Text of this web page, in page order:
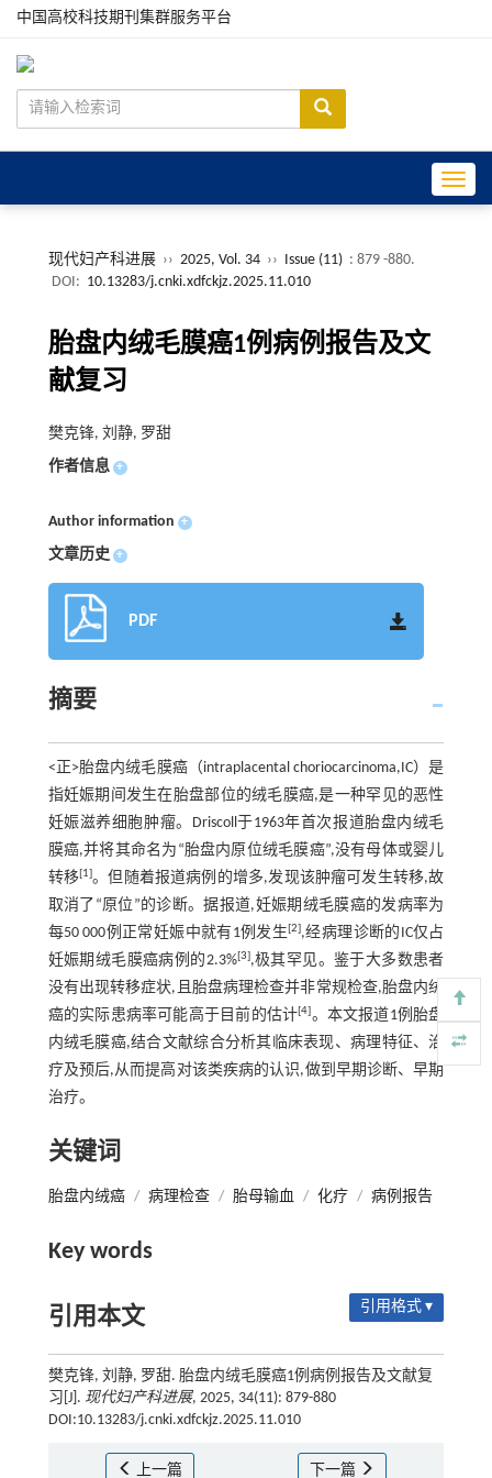
中国高校科技期刊集群服务平台
现代妇产科进展 ›› 2025, Vol. 34 ›› Issue (11) : 879 -880.
DOI: 10.13283/j.cnki.xdfckjz.2025.11.010
胎盘内绒毛膜癌1例病例报告及文
献复习
樊克锋, 刘静, 罗甜
作者信息 +
Author information +
文章历史 +
PDF
摘要
<正>胎盘内绒毛膜癌（intraplacental choriocarcinoma,IC）是
指妊娠期间发生在胎盘部位的绒毛膜癌,是一种罕见的恶性
妊娠滋养细胞肿瘤。Driscoll于1963年首次报道胎盘内绒毛
膜癌,并将其命名为“胎盘内原位绒毛膜癌”,没有母体或婴儿
转移[1]。但随着报道病例的增多,发现该肿瘤可发生转移,故
取消了“原位”的诊断。据报道,妊娠期绒毛膜癌的发病率为
每50 000例正常妊娠中就有1例发生[2],经病理诊断的IC仅占
妊娠期绒毛膜癌病例的2.3%[3],极其罕见。鉴于大多数患者
没有出现转移症状,且胎盘病理检查并非常规检查,胎盘内绒
癌的实际患病率可能高于目前的估计[4]。本文报道1例胎盘
内绒毛膜癌,结合文献综合分析其临床表现、病理特征、治
疗及预后,从而提高对该类疾病的认识,做到早期诊断、早期
治疗。
关键词
胎盘内绒癌 / 病理检查 / 胎母输血 / 化疗 / 病例报告
Key words
引用本文 引用格式 ▾
樊克锋, 刘静, 罗甜. 胎盘内绒毛膜癌1例病例报告及文献复
习[J]. 现代妇产科进展, 2025, 34(11): 879-880
DOI:10.13283/j.cnki.xdfckjz.2025.11.010
上一篇 下一篇